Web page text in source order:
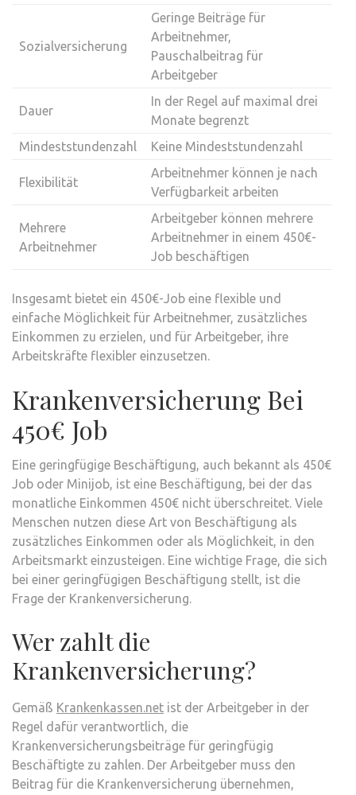
Sozialversicherung
Geringe Beiträge für
Arbeitnehmer,
Pauschalbeitrag für
Arbeitgeber
Dauer
In der Regel auf maximal drei
Monate begrenzt
Mindeststundenzahl
Keine Mindeststundenzahl
Flexibilität
Arbeitnehmer können je nach
Verfügbarkeit arbeiten
Mehrere
Arbeitnehmer
Arbeitgeber können mehrere
Arbeitnehmer in einem 450€-
Job beschäftigen
Insgesamt bietet ein 450€-Job eine flexible und
einfache Möglichkeit für Arbeitnehmer, zusätzliches
Einkommen zu erzielen, und für Arbeitgeber, ihre
Arbeitskräfte flexibler einzusetzen.
Krankenversicherung Bei
450€ Job
Eine geringfügige Beschäftigung, auch bekannt als 450€
Job oder Minijob, ist eine Beschäftigung, bei der das
monatliche Einkommen 450€ nicht überschreitet. Viele
Menschen nutzen diese Art von Beschäftigung als
zusätzliches Einkommen oder als Möglichkeit, in den
Arbeitsmarkt einzusteigen. Eine wichtige Frage, die sich
bei einer geringfügigen Beschäftigung stellt, ist die
Frage der Krankenversicherung.
Wer zahlt die
Krankenversicherung?
Gemäß Krankenkassen.net ist der Arbeitgeber in der
Regel dafür verantwortlich, die
Krankenversicherungsbeiträge für geringfügig
Beschäftigte zu zahlen. Der Arbeitgeber muss den
Beitrag für die Krankenversicherung übernehmen,